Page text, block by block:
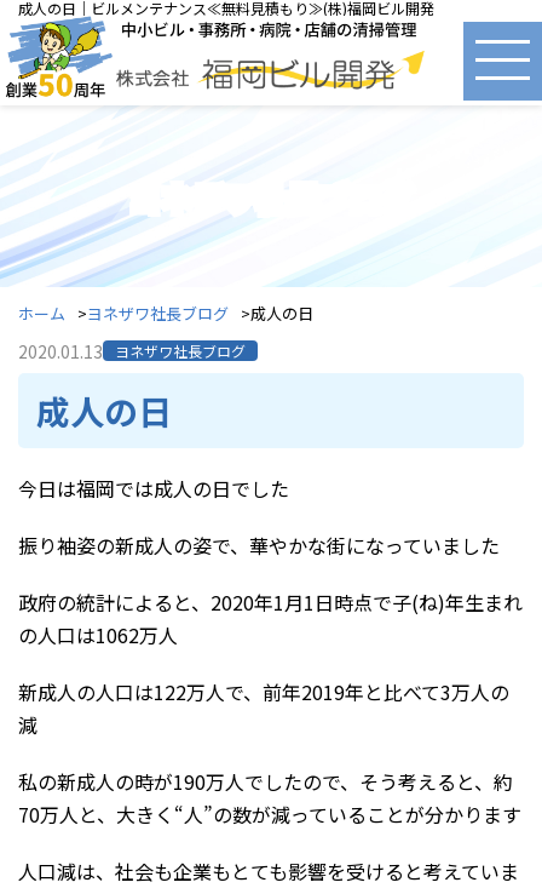
成人の日｜ビルメンテナンス≪無料見積もり≫(株)福岡ビル開発
ヨネザワ社長ブログ
ホーム ヨネザワ社長ブログ 成人の日
2020.01.13 ヨネザワ社長ブログ
成人の日
今日は福岡では成人の日でした
振り袖姿の新成人の姿で、華やかな街になっていました
政府の統計によると、2020年1月1日時点で子(ね)年生まれ
の人口は1062万人
新成人の人口は122万人で、前年2019年と比べて3万人の
減
私の新成人の時が190万人でしたので、そう考えると、約
70万人と、大きく“人”の数が減っていることが分かります
人口減は、社会も企業もとても影響を受けると考えていま